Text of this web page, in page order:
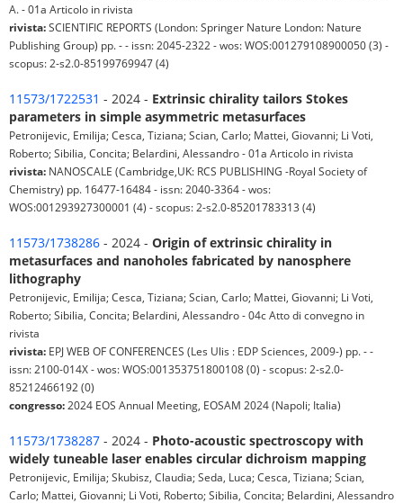
A. - 01a Articolo in rivista
rivista:SCIENTIFIC REPORTS (London: Springer Nature London: Nature
Publishing Group) pp. - - issn: 2045-2322 - wos: WOS:001279108900050 (3) -
scopus: 2-s2.0-85199769947 (4)
11573/1722531 - 2024 - Extrinsic chirality tailors Stokes
parameters in simple asymmetric metasurfaces
Petronijevic, Emilija; Cesca, Tiziana; Scian, Carlo; Mattei, Giovanni; Li Voti,
Roberto; Sibilia, Concita; Belardini, Alessandro - 01a Articolo in rivista
rivista: NANOSCALE (Cambridge,UK: RCS PUBLISHING -Royal Society of
Chemistry) pp. 16477-16484 - issn: 2040-3364 - wos:
WOS:001293927300001 (4) - scopus: 2-s2.0-85201783313 (4)
11573/1738286 - 2024 - Origin of extrinsic chirality in
metasurfaces and nanoholes fabricated by nanosphere
lithography
Petronijevic, Emilija; Cesca, Tiziana; Scian, Carlo; Mattei, Giovanni; Li Voti,
Roberto; Sibilia, Concita; Belardini, Alessandro - 04c Atto di convegno in
rivista
rivista: EPJ WEB OF CONFERENCES (Les Ulis : EDP Sciences, 2009-) pp. - -
issn: 2100-014X - wos: WOS:001353751800108 (0) - scopus: 2-s2.0-
85212466192 (0)
congresso: 2024 EOS Annual Meeting, EOSAM 2024 (Napoli; Italia)
11573/1738287 - 2024 - Photo-acoustic spectroscopy with
widely tuneable laser enables circular dichroism mapping
Petronijevic, Emilija; Skubisz, Claudia; Seda, Luca; Cesca, Tiziana; Scian,
Carlo; Mattei, Giovanni; Li Voti, Roberto; Sibilia, Concita; Belardini, Alessandro